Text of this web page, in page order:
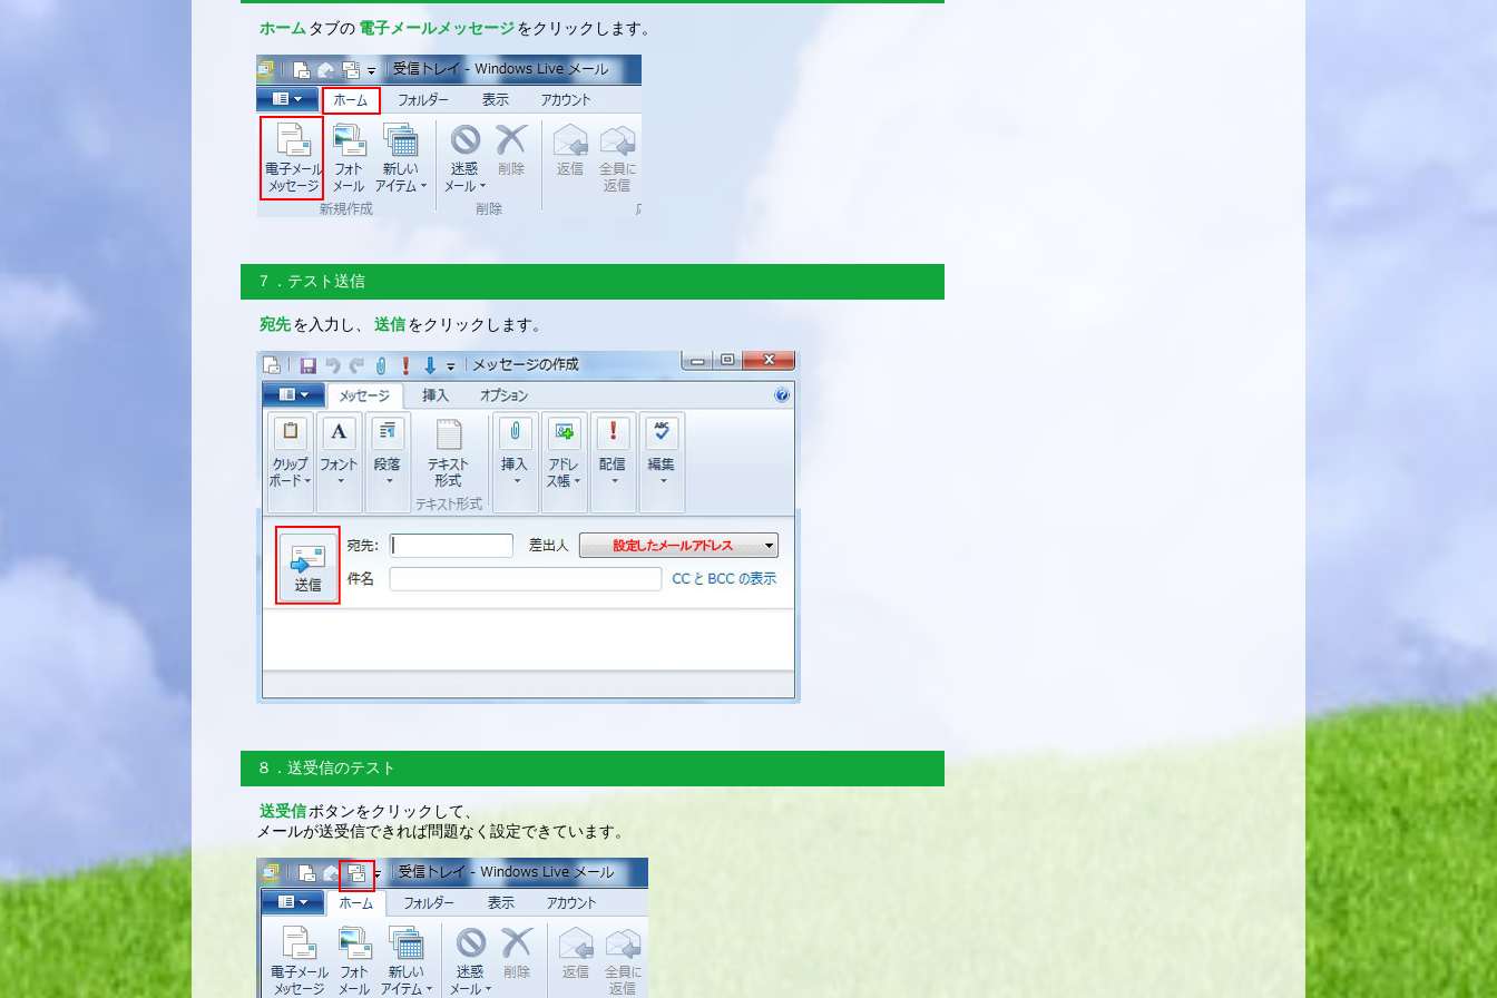
ホーム タブの 電子メールメッセージ をクリックします。
７．テスト送信
宛先 を入力し、 送信 をクリックします。
８．送受信のテスト
送受信 ボタンをクリックして、
メールが送受信できれば問題なく設定できています。